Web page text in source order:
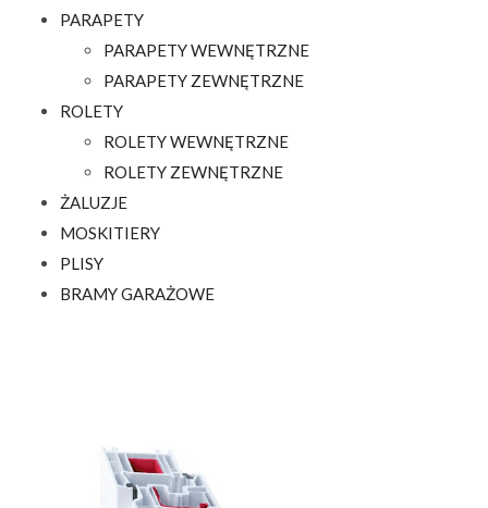
PARAPETY
PARAPETY WEWNĘTRZNE
PARAPETY ZEWNĘTRZNE
ROLETY
ROLETY WEWNĘTRZNE
ROLETY ZEWNĘTRZNE
ŻALUZJE
MOSKITIERY
PLISY
BRAMY GARAŻOWE